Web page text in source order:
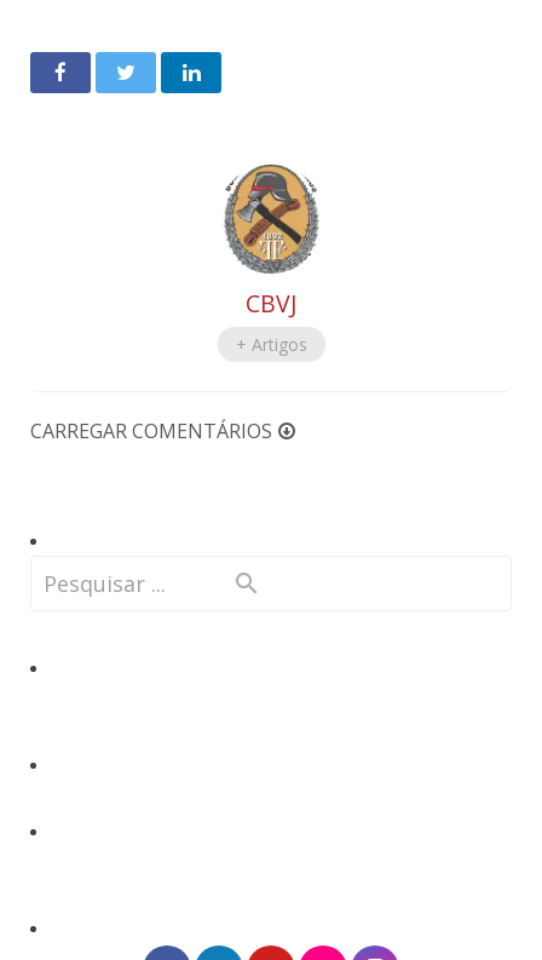
CBVJ
+ Artigos
CARREGAR COMENTÁRIOS